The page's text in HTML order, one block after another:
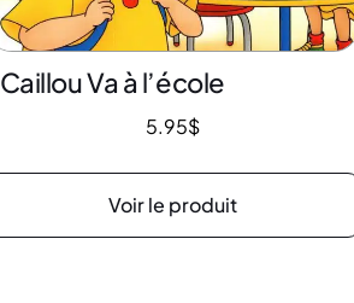
Caillou Va à l’école
5.95$
Voir le produit